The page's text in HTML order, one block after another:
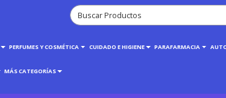
PERFUMES Y COSMÉTICA CUIDADO E HIGIENE PARAFARMACIA
MÁS CATEGORÍAS